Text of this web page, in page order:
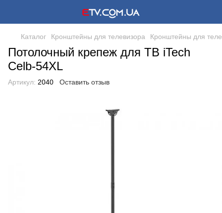
Каталог Кронштейны для телевизора Кронштейны для
Потолочный крепеж для ТВ iTech
Celb-54XL
Артикул: 2040 Оставить отзыв